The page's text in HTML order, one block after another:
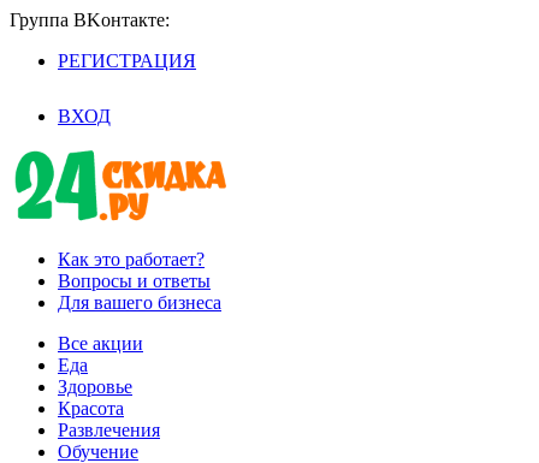
Группа BKoнтaктe:
РЕГИСТРАЦИЯ
ВХОД
Как это работает?
Вопросы и ответы
Для вашего бизнеса
Все акции
Еда
Здоровье
Красота
Развлечения
Обучение